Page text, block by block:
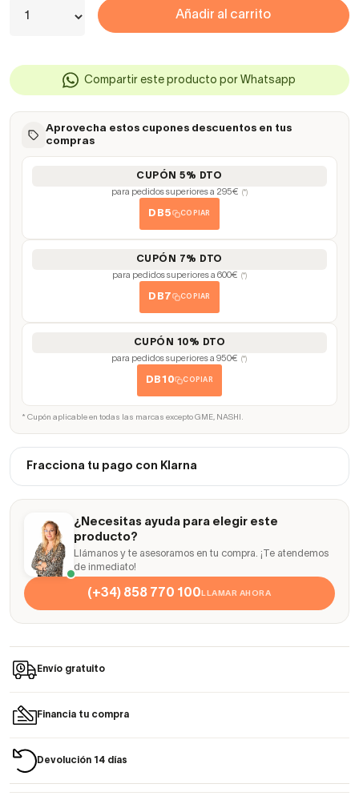
Añadir al carrito
Compartir este producto por Whatsapp
Aprovecha estos cupones descuentos en tus
compras
CUPÓN 5% DTO
para pedidos superiores a 295€ (*)
DB5 COPIAR
CUPÓN 7% DTO
para pedidos superiores a 600€ (*)
DB7 COPIAR
CUPÓN 10% DTO
para pedidos superiores a 950€ (*)
DB10 COPIAR
* Cupón aplicable en todas las marcas excepto GME, NASHI.
Fracciona tu pago con Klarna
¿Necesitas ayuda para elegir este
producto?
Llámanos y te asesoramos en tu compra. ¡Te atendemos
de inmediato!
(+34) 858 770 100LLAMAR AHORA
Envío gratuito
Financia tu compra
Devolución 14 días